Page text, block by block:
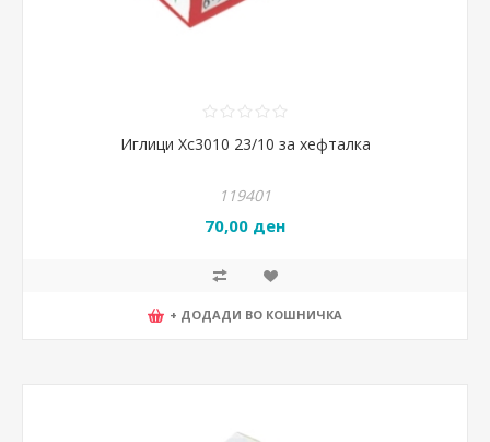
Иглици Хс3010 23/10 за хефталка
119401
70,00 ден
+ ДОДАДИ ВО КОШНИЧКА